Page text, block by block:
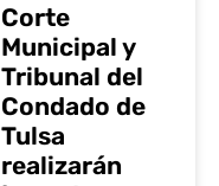
Corte
Municipal y
Tribunal del
Condado de
Tulsa
realizarán